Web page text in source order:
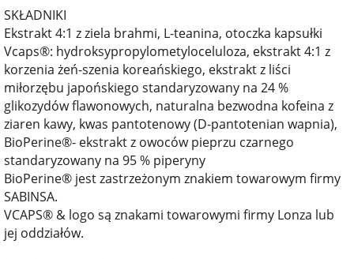
SKŁADNIKI
Ekstrakt 4:1 z ziela brahmi, L-teanina, otoczka kapsułki
Vcaps®: hydroksypropylometyloceluloza, ekstrakt 4:1 z
korzenia żeń-szenia koreańskiego, ekstrakt z liści
miłorzębu japońskiego standaryzowany na 24 %
glikozydów flawonowych, naturalna bezwodna kofeina z
ziaren kawy, kwas pantotenowy (D-pantotenian wapnia),
BioPerine®- ekstrakt z owoców pieprzu czarnego
standaryzowany na 95 % piperyny
BioPerine® jest zastrzeżonym znakiem towarowym firmy
SABINSA.
VCAPS® & logo są znakami towarowymi firmy Lonza lub
jej oddziałów.